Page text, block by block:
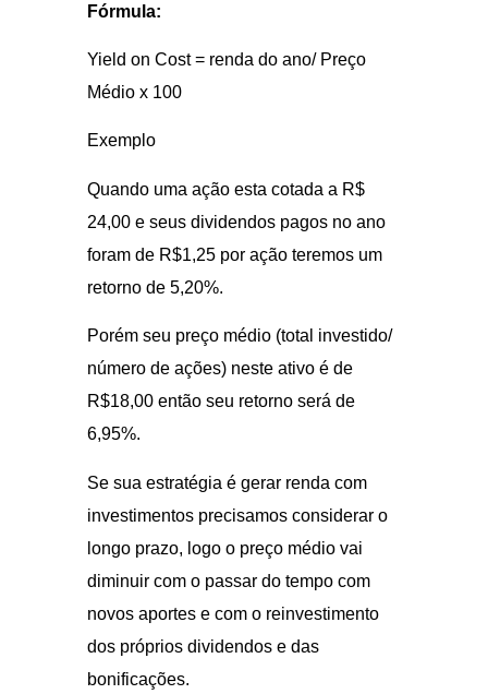
Fórmula:
Yield on Cost = renda do ano/ Preço
Médio x 100
Exemplo
Quando uma ação esta cotada a R$
24,00 e seus dividendos pagos no ano
foram de R$1,25 por ação teremos um
retorno de 5,20%.
Porém seu preço médio (total investido/
número de ações) neste ativo é de
R$18,00 então seu retorno será de
6,95%.
Se sua estratégia é gerar renda com
investimentos precisamos considerar o
longo prazo, logo o preço médio vai
diminuir com o passar do tempo com
novos aportes e com o reinvestimento
dos próprios dividendos e das
bonificações.